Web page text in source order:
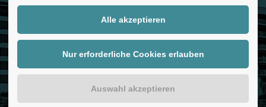
support for our
8:00am - 5:00pm(GMT
Drop us a line